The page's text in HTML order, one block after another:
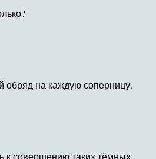
обряд на каждую соперницу.